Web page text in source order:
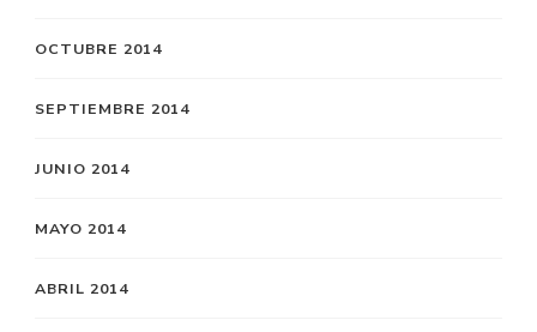
OCTUBRE 2014
SEPTIEMBRE 2014
JUNIO 2014
MAYO 2014
ABRIL 2014